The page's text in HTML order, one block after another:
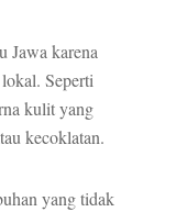
Jawa karena
Seperti
kulit yang
kecoklatan.
yang tidak